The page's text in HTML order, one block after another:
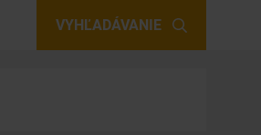
VYHĽADÁVANIE